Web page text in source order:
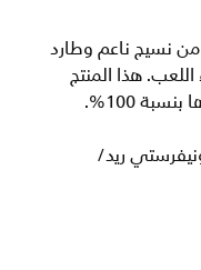
نسيج ناعم وطارد
هذا المنتج
100%.
ريد/